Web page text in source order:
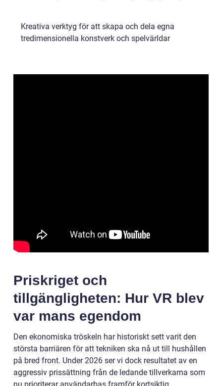
Kreativa verktyg för att skapa och dela egna
tredimensionella konstverk och spelvärldar
Priskriget och
tillgängligheten: Hur VR blev
var mans egendom
Den ekonomiska tröskeln har historiskt sett varit den
största barriären för att tekniken ska nå ut till hushållen
på bred front. Under 2026 ser vi dock resultatet av en
aggressiv prissättning från de ledande tillverkarna som